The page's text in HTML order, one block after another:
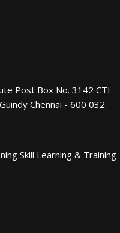
Post Box No. 3142 CTI
Chennai - 600 032.
Skill Learning & Training